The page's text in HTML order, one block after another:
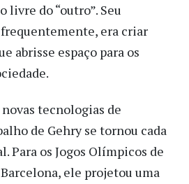
livre do “outro”. Seu
era criar
abrisse espaço para os
tecnologias de
de Gehry se tornou cada
Para os Jogos Olímpicos de
ele projetou uma